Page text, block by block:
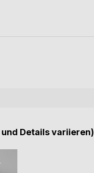
Details variieren)